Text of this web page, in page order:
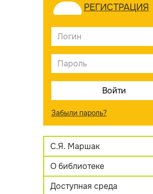
РЕГИСТРАЦИЯ
Забыли пароль?
С.Я. Маршак
О библиотеке
Доступная среда